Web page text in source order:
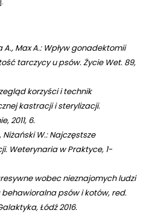
Max A.: Wpływ gonadektomii
tarczycy u psów. Życie Wet. 89,
korzyści i technik
kastracji i sterylizacji.
2011, 6.
W.: Najczęstsze
Weterynaria w Praktyce, 1-
wobec nieznajomych ludzi
behawioralna psów i kotów, red.
Łódź 2016.